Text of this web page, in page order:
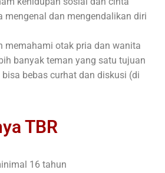
mengenal dan mengendalikan diri
memahami otak pria dan wanita
banyak teman yang satu tujuan
bebas curhat dan diskusi (di
TBR
16 tahun